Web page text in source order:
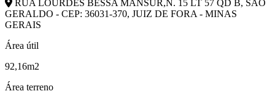
RUA LOURDES BESSA MANSUR,N. 15 LT 57 QD B, SAO
GERALDO - CEP: 36031-370, JUIZ DE FORA - MINAS
GERAIS
Área útil
92,16m2
Área terreno